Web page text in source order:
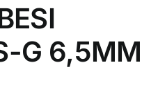
G 6,5MM